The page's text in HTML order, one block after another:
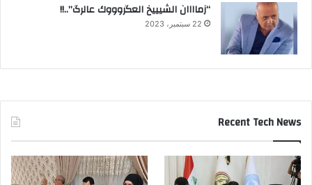
“زماااان الشيييخ العگروووك عالرگ”..!!
22 سبتمبر، 2023
Recent Tech News